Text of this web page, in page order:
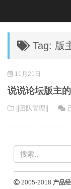
Tag: 版
11月21日
说说论坛版主
||团队管理||
2005-2018 产品